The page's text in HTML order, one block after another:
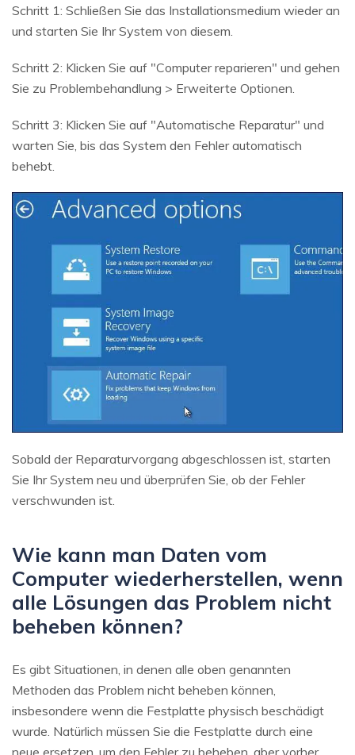
Schritt 1: Schließen Sie das Installationsmedium wieder an
und starten Sie Ihr System von diesem.
Schritt 2: Klicken Sie auf "Computer reparieren" und gehen
Sie zu Problembehandlung > Erweiterte Optionen.
Schritt 3: Klicken Sie auf "Automatische Reparatur" und
warten Sie, bis das System den Fehler automatisch
behebt.
Sobald der Reparaturvorgang abgeschlossen ist, starten
Sie Ihr System neu und überprüfen Sie, ob der Fehler
verschwunden ist.
Wie kann man Daten vom
Computer wiederherstellen, wenn
alle Lösungen das Problem nicht
beheben können?
Es gibt Situationen, in denen alle oben genannten
Methoden das Problem nicht beheben können,
insbesondere wenn die Festplatte physisch beschädigt
wurde. Natürlich müssen Sie die Festplatte durch eine
neue ersetzen, um den Fehler zu beheben, aber vorher